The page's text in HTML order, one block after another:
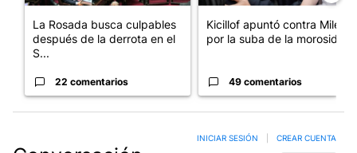
La Rosada busca culpables
después de la derrota en el
S...
22 comentarios
Kicillof apuntó contra Milei
por la suba de la morosida...
49 comentarios
INICIAR SESIÓN CREAR CUENTA